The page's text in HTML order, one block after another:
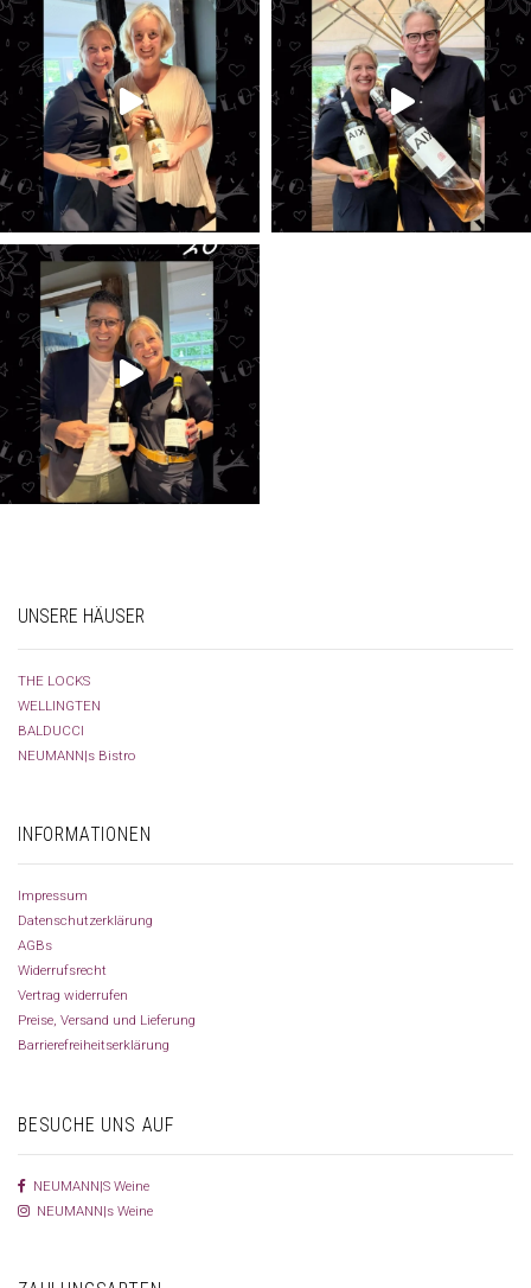
UNSERE HÄUSER
THE LOCKS
WELLINGTEN
BALDUCCI
NEUMANN|s Bistro
INFORMATIONEN
Impressum
Datenschutzerklärung
AGBs
Widerrufsrecht
Vertrag widerrufen
Preise, Versand und Lieferung
Barrierefreiheitserklärung
BESUCHE UNS AUF
NEUMANN|S Weine
NEUMANN|s Weine